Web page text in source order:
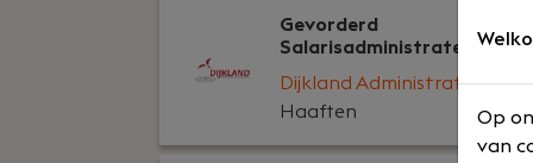
Gevorderd
Salarisadministrateur
Dijkland Administratie
Haaften
Op
van